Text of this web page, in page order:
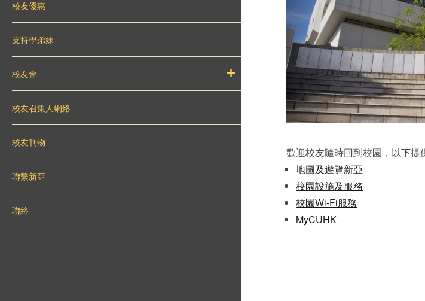
校友優惠
支持學弟妹
校友會
校友召集人網絡
校友刊物
聯繫新亞
聯絡
歡迎校友隨時回到校園，以下提
地圖及遊覽新亞
校園設施及服務
校園Wi-Fi服務
MyCUHK